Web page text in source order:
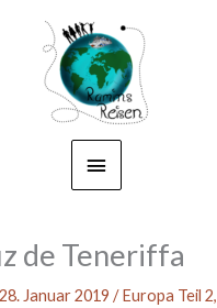
Hauptmenü
de Teneriffa
28. Januar 2019 /Europa Teil 2,